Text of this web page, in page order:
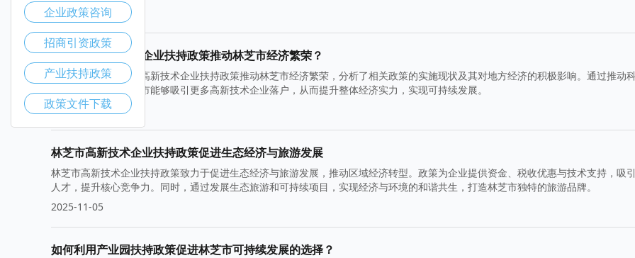
2025-11-12
如何利用高新技术企业扶持政策推动林芝市经济繁荣？
本文探讨了如何利用高新技术企业扶持政策推动林芝市经济繁荣，分析了相关政策的实施现状及其对地方经济的积极影响。通过推动
新和产业升级，林芝市能够吸引更多高新技术企业落户，从而提升整体经济实力，实现可持续发展。
2025-11-10
林芝市高新技术企业扶持政策促进生态经济与旅游发展
林芝市高新技术企业扶持政策致力于促进生态经济与旅游发展，推动区域经济转型。政策为企业提供资金、税收优惠与技术支持，吸
人才，提升核心竞争力。同时，通过发展生态旅游和可持续项目，实现经济与环境的和谐共生，打造林芝市独特的旅游品牌。
2025-11-05
如何利用产业园扶持政策促进林芝市可持续发展的选择？
企业政策咨询
招商引资政策
产业扶持政策
政策文件下载